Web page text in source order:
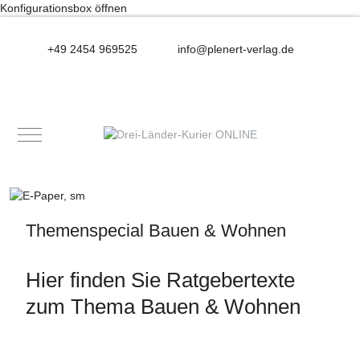
Konfigurationsbox öffnen
+49 2454 969525 info@plenert-verlag.de
Mobile Menu Toggle
Themenspecial Bauen & Wohnen
Hier finden Sie Ratgebertexte
zum Thema Bauen & Wohnen